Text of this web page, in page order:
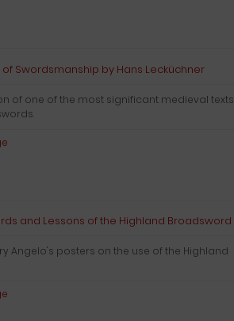
of Swordsmanship by Hans Lecküchner
of one of the most significant medieval texts
and Lessons of the Highland Broadsword
Angelo's posters on the use of the Highland